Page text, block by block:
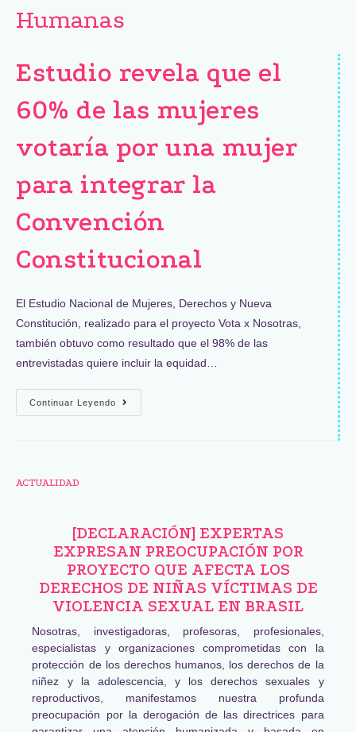
Humanas
Estudio revela que el
60% de las mujeres
votaría por una mujer
para integrar la
Convención
Constitucional
El Estudio Nacional de Mujeres, Derechos y Nueva
Constitución, realizado para el proyecto Vota x Nosotras,
también obtuvo como resultado que el 98% de las
entrevistadas quiere incluir la equidad…
Continuar Leyendo
ACTUALIDAD
[DECLARACIÓN] EXPERTAS
EXPRESAN PREOCUPACIÓN POR
PROYECTO QUE AFECTA LOS
DERECHOS DE NIÑAS VÍCTIMAS DE
VIOLENCIA SEXUAL EN BRASIL
Nosotras, investigadoras, profesoras, profesionales,
especialistas y organizaciones comprometidas con la
protección de los derechos humanos, los derechos de la
niñez y la adolescencia, y los derechos sexuales y
reproductivos, manifestamos nuestra profunda
preocupación por la derogación de las directrices para